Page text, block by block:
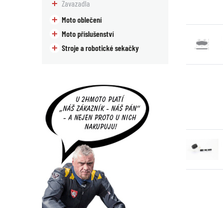
Zavazadla
Moto oblečení
Moto příslušenství
Stroje a robotické sekačky